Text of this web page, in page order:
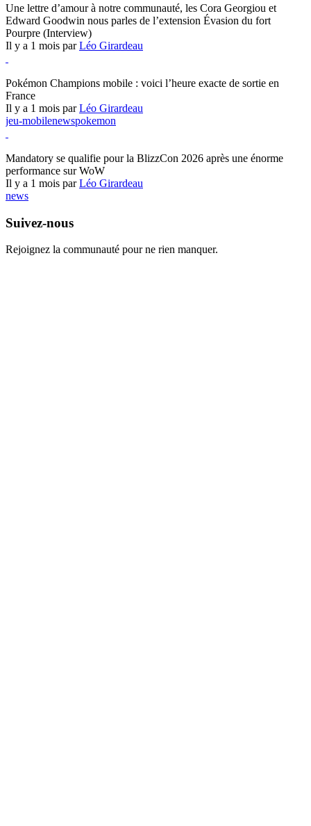
Une lettre d’amour à notre communauté, les Cora Georgiou et
Edward Goodwin nous parles de l’extension Évasion du fort
Pourpre (Interview)
Il y a 1 mois parLéo Girardeau
Pokémon Champions mobile : voici l’heure exacte de sortie en
France
Il y a 1 mois parLéo Girardeau
jeu-mobilenewspokemon
Mandatory se qualifie pour la BlizzCon 2026 après une énorme
performance sur WoW
Il y a 1 mois parLéo Girardeau
news
Suivez-nous
Rejoignez la communauté pour ne rien manquer.